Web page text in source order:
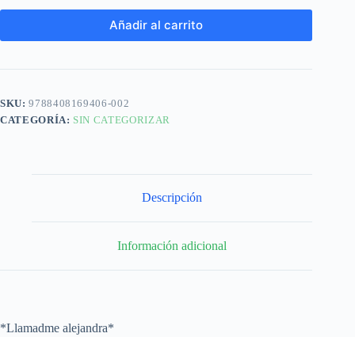
Añadir al carrito
SKU:9788408169406-002
CATEGORÍA: SIN CATEGORIZAR
Descripción
Información adicional
*Llamadme alejandra*